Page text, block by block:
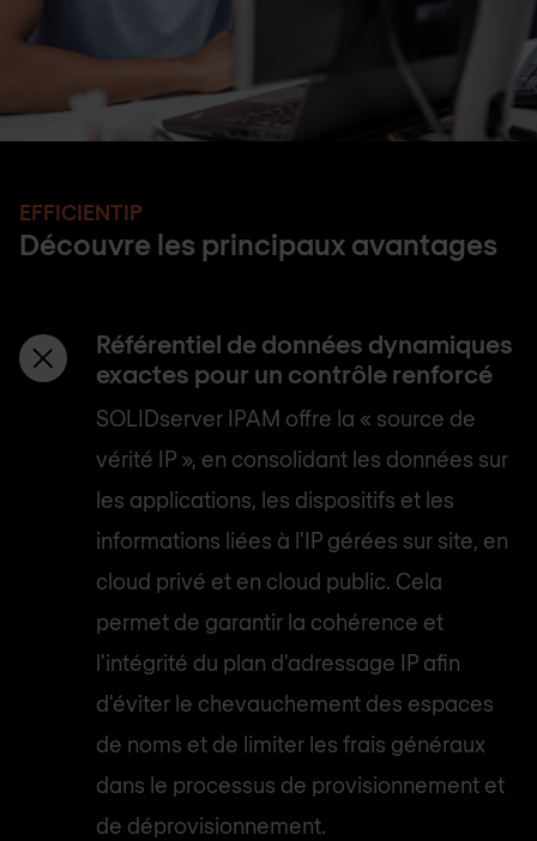
EFFICIENTIP
Découvre les principaux avantages
Référentiel de données dynamiques
exactes pour un contrôle renforcé
SOLIDserver IPAM offre la « source de
vérité IP », en consolidant les données sur
les applications, les dispositifs et les
informations liées à l'IP gérées sur site, en
cloud privé et en cloud public. Cela
permet de garantir la cohérence et
l'intégrité du plan d'adressage IP afin
d'éviter le chevauchement des espaces
de noms et de limiter les frais généraux
dans le processus de provisionnement et
de déprovisionnement.